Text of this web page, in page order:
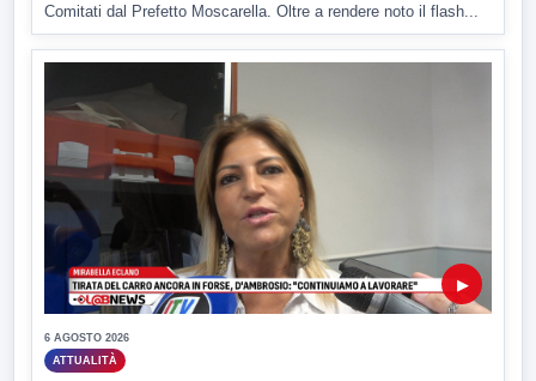
Comitati dal Prefetto Moscarella. Oltre a rendere noto il flash...
▶
6 AGOSTO 2026
ATTUALITÀ